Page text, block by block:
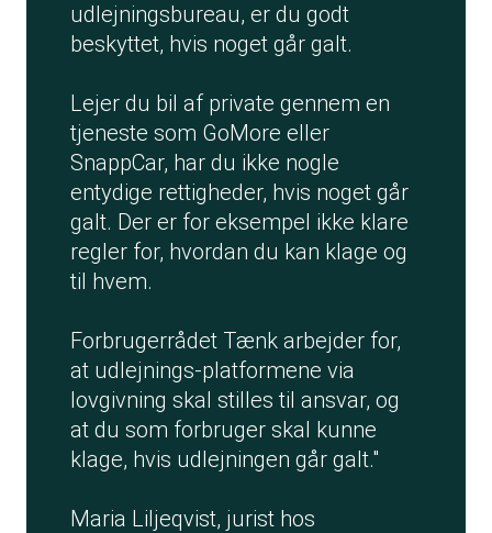
udlejningsbureau, er du godt
beskyttet, hvis noget går galt.
Lejer du bil af private gennem en
tjeneste som GoMore eller
SnappCar, har du ikke nogle
entydige rettigheder, hvis noget går
galt. Der er for eksempel ikke klare
regler for, hvordan du kan klage og
til hvem.
Forbrugerrådet Tænk arbejder for,
at udlejnings-platformene via
lovgivning skal stilles til ansvar, og
at du som forbruger skal kunne
klage, hvis udlejningen går galt."
Maria Liljeqvist, jurist hos